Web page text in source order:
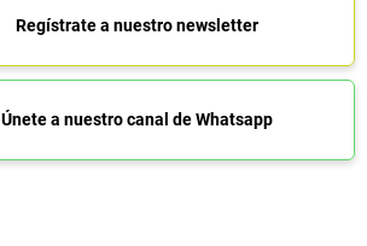
Regístrate a nuestro newsletter
Únete a nuestro canal de Whatsapp